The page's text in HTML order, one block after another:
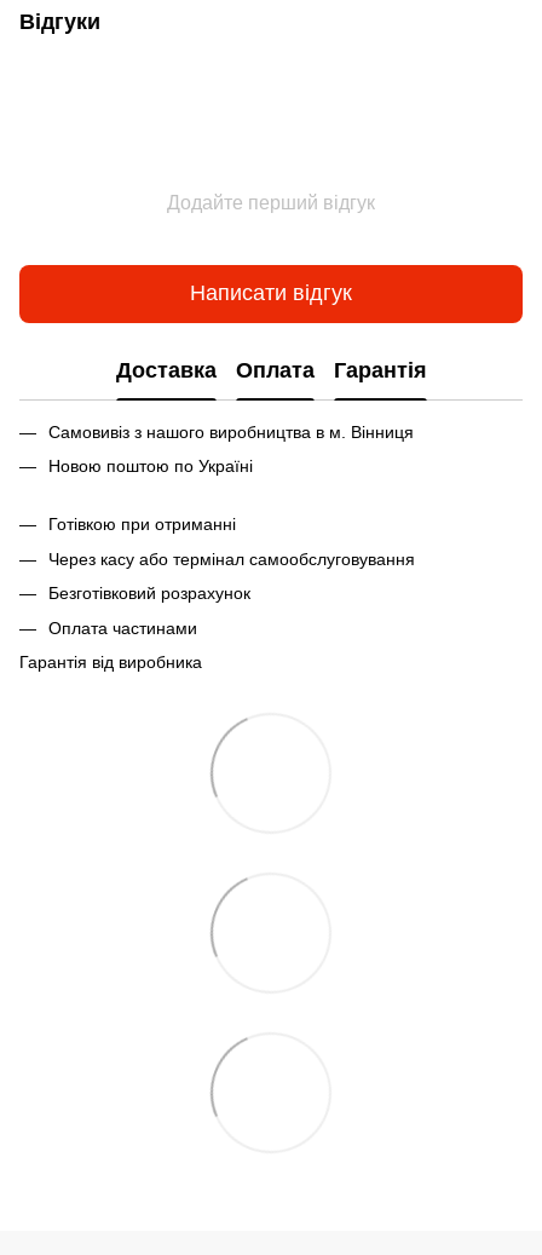
Відгуки
Додайте перший відгук
Написати відгук
Доставка Оплата Гарантія
Самовивіз з нашого виробництва в м. Вінниця
Новою поштою по Україні
Готівкою при отриманні
Через касу або термінал самообслуговування
Безготівковий розрахунок
Оплата частинами
Гарантія від виробника